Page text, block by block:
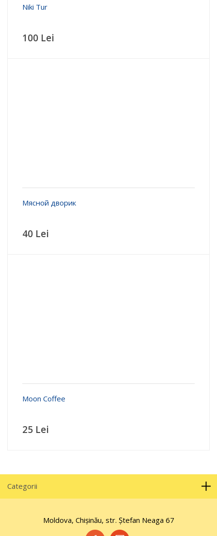
Niki Tur
100 Lei
Мясной дворик
40 Lei
Moon Coffee
25 Lei
Categorii
Moldova, Chișinău, str. Ştefan Neaga 67